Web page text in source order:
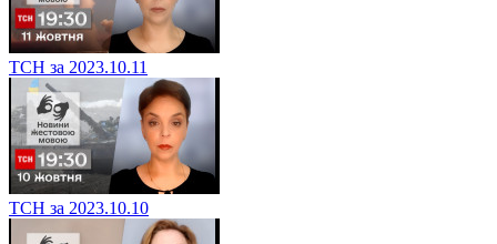
ТСН за 2023.10.11
ТСН за 2023.10.10